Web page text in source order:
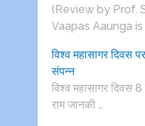
(Review by Prof.
Vaapas Aaunga
विश्व महासागर दिवस
संपन्न
विश्व महासागर दिवस
राम जानकी …